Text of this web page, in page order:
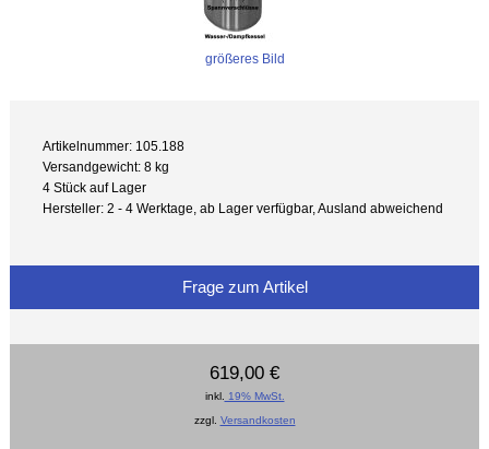
größeres Bild
Artikelnummer: 105.188
Versandgewicht: 8 kg
4 Stück auf Lager
Hersteller: 2 - 4 Werktage, ab Lager verfügbar, Ausland abweichend
Frage zum Artikel
619,00 €
inkl. 19% MwSt.
zzgl. Versandkosten